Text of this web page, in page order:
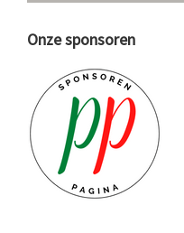
Onze sponsoren